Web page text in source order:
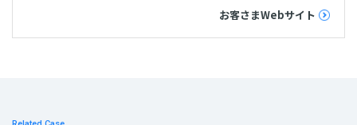
お客さまWebサイト